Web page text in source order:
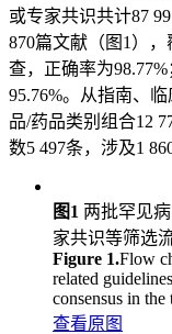
或专家共识共计87
870篇文献（图1）
查，正确率为
95.76%。从指南、
品/药品类别组合12
数5 497条，涉及1
图1 两批罕见
家共识等筛选
Figure 1.Flow
related
consensus in the
查看原图